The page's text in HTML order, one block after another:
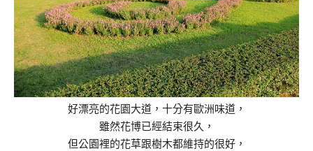
好漂亮的花園大道，十分有歐洲味道，
雖然花博已經結束很久，
但公園裡的花草跟樹木都維持的很好，